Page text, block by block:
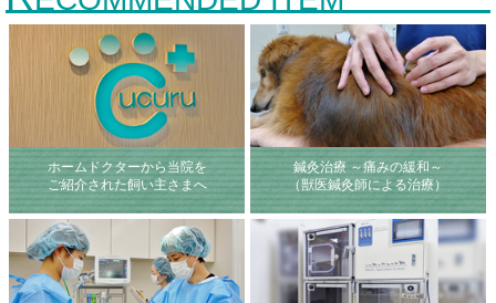
ホームドクターから当院を
ご紹介された飼い主さまへ
鍼灸治療 ～痛みの緩和～
（獣医鍼灸師による治療）